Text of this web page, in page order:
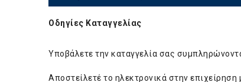
Οδηγίες Καταγγελίας
Υποβάλετε την καταγγελία σας
Αποστείλετέ το ηλεκτρονικά στην